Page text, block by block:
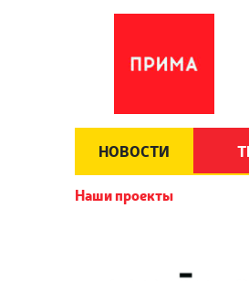
НОВОСТИ
Наши проекты